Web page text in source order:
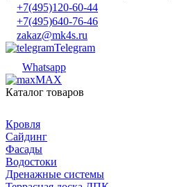
+7(495)120-60-44
+7(495)640-76-46
zakaz@mk4s.ru
Telegram
Whatsapp
MAX
Каталог товаров
Кровля
Сайдинг
Фасады
Водостоки
Дренажные системы